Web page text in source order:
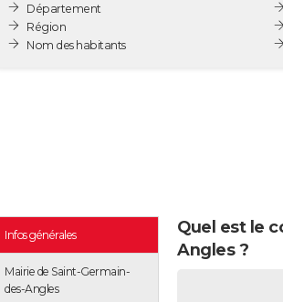
Département
Région
Nom des habitants
Infos générales
Mairie de Saint-Germain-
des-Angles
Quel est le
Angles ?